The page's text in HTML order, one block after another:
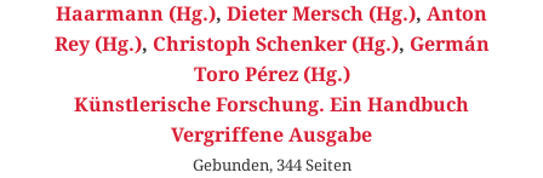
Haarmann (Hg.), Dieter Mersch (Hg.), Anton
Rey (Hg.), Christoph Schenker (Hg.), Germán
Toro Pérez (Hg.)
Künstlerische Forschung. Ein Handbuch
Vergriffene Ausgabe
Gebunden, 344 Seiten